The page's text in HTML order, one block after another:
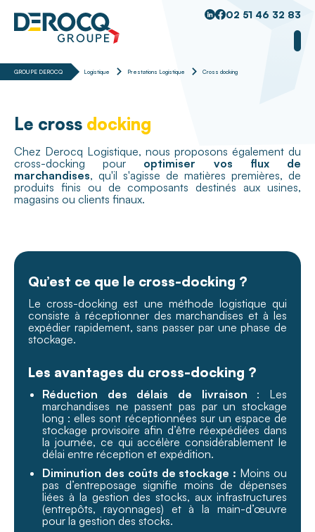
02 51 46 32 83
GROUPE DEROCQ Logistique Prestations Logistique Cross docking
Le cross docking
Chez Derocq Logistique, nous proposons également du
cross-docking pour optimiser vos flux de
marchandises, qu'il s'agisse de matières premières, de
produits finis ou de composants destinés aux usines,
magasins ou clients finaux.
Qu’est ce que le cross-docking ?
Le cross-docking est une méthode logistique qui
consiste à réceptionner des marchandises et à les
expédier rapidement, sans passer par une phase de
stockage.
Les avantages du cross-docking ?
Réduction des délais de livraison : Les
marchandises ne passent pas par un stockage
long : elles sont réceptionnées sur un espace de
stockage provisoire afin d’être réexpédiées dans
la journée, ce qui accélère considérablement le
délai entre réception et expédition.
Diminution des coûts de stockage : Moins ou
pas d’entreposage signifie moins de dépenses
liées à la gestion des stocks, aux infrastructures
(entrepôts, rayonnages) et à la main-d’œuvre
pour la gestion des stocks.